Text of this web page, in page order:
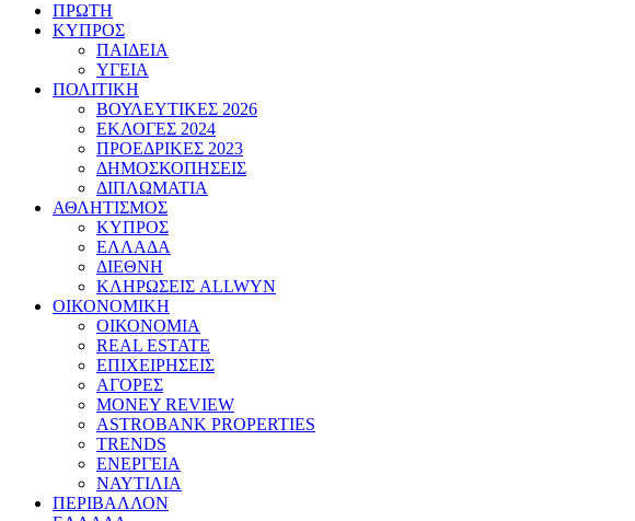
ΠΡΩΤΗ
ΚΥΠΡΟΣ
ΠΑΙΔΕΙΑ
ΥΓΕΙΑ
ΠΟΛΙΤΙΚΗ
ΒΟΥΛΕΥΤΙΚΕΣ 2026
ΕΚΛΟΓΕΣ 2024
ΠΡΟΕΔΡΙΚΕΣ 2023
ΔΗΜΟΣΚΟΠΗΣΕΙΣ
ΔΙΠΛΩΜΑΤΙΑ
ΑΘΛΗΤΙΣΜΟΣ
ΚΥΠΡΟΣ
ΕΛΛΑΔΑ
ΔΙΕΘΝΗ
ΚΛΗΡΩΣΕΙΣ ALLWYN
ΟΙΚΟΝΟΜΙΚΗ
ΟΙΚΟΝΟΜΙΑ
REAL ESTATE
ΕΠΙΧΕΙΡΗΣΕΙΣ
ΑΓΟΡΕΣ
MONEY REVIEW
ASTROBANK PROPERTIES
TRENDS
ΕΝΕΡΓΕΙΑ
ΝΑΥΤΙΛΙΑ
ΠΕΡΙΒΑΛΛΟΝ